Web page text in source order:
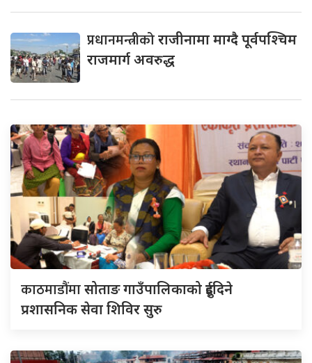
प्रधानमन्त्रीकोराजीनामा माग्दै पूर्वपश्चिम
राजमार्ग अवरुद्ध
काठमाडौंमासोताङ गाउँपालिकाको दुईदिने
प्रशासनिक सेवा शिविर सुरु